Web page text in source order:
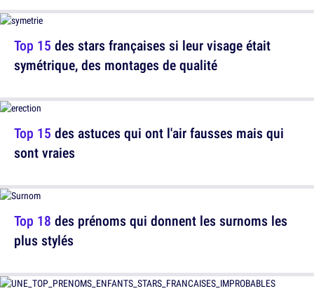
Top 15 des stars françaises si leur visage était
symétrique, des montages de qualité
Top 18 des prénoms qui donnent les surnoms les
plus stylés
Top 15 des astuces qui ont l'air fausses mais qui
sont vraies